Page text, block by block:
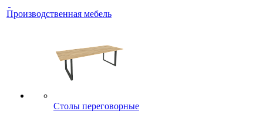
Производственная мебель
Столы переговорные